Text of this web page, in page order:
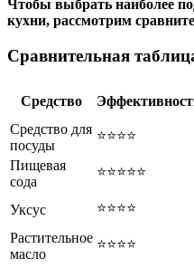
Чтобы выбрать наиболее
кухни, рассмотрим
Сравнительная
Средство
Средство для
посуды
⭐⭐⭐⭐
Пищевая
сода
⭐⭐⭐⭐⭐
Уксус
⭐⭐⭐⭐
Растительное
масло
⭐⭐⭐⭐